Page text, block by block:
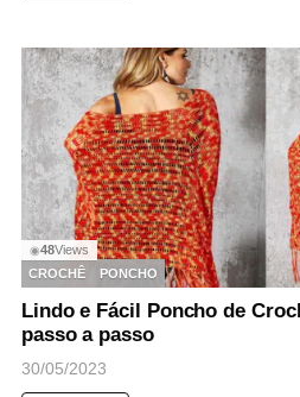
◉48Views
CROCHÊ
PONCHO
Lindo e Fácil Poncho de
passo a passo
30/05/2023